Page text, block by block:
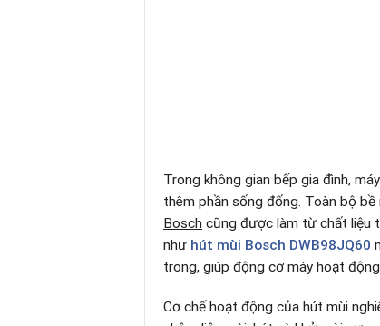
Trong không gian bếp gia đình, máy
thêm phần sống đống. Toàn bộ
Bosch cũng được làm từ chất liệu
như hút mùi Bosch DWB98JQ60
trong, giúp động cơ máy hoạt
Cơ chế hoạt động của hút mùi